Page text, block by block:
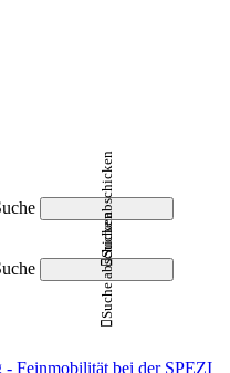
Suche abschicken
Suche abschicken
- Feinmobilität bei der SPEZI